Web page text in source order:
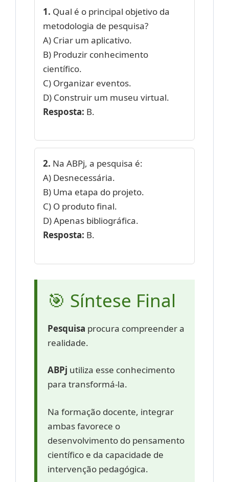
1. Qual é o principal objetivo da
metodologia de pesquisa?
A) Criar um aplicativo.
B) Produzir conhecimento
científico.
C) Organizar eventos.
D) Construir um museu virtual.
Resposta: B.
2. Na ABPj, a pesquisa é:
A) Desnecessária.
B) Uma etapa do projeto.
C) O produto final.
D) Apenas bibliográfica.
Resposta: B.
🎯 Síntese Final
Pesquisa procura compreender a
realidade.
ABPj utiliza esse conhecimento
para transformá-la.
Na formação docente, integrar
ambas favorece o
desenvolvimento do pensamento
científico e da capacidade de
intervenção pedagógica.